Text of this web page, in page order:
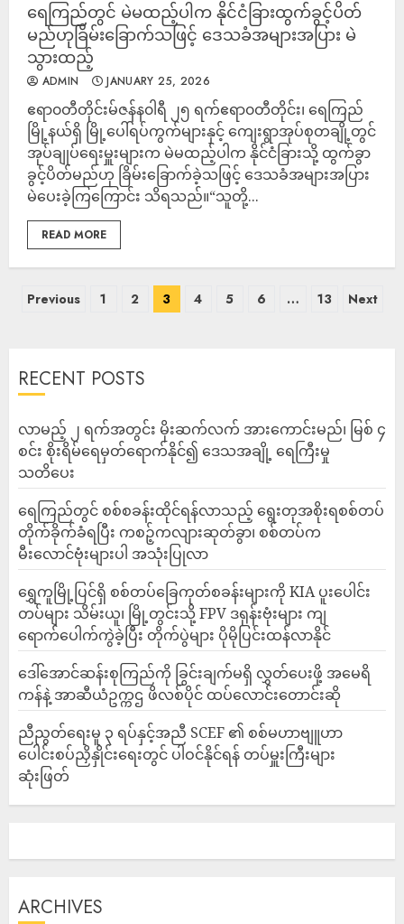
ရေကြည်တွင် မဲမထည့်ပါက နိုင်ငံခြားထွက်ခွင့်ပိတ်
မည်ဟုခြိမ်းခြောက်သဖြင့် ဒေသခံအများအပြား မဲ
သွားထည့်
ADMIN JANUARY 25, 2026
ဧရာ၀တီတိုင်းမ်ဇန်န၀ါရီ ၂၅ ရက်ဧရာ၀တီတိုင်း၊ ရေကြည်
မြို့နယ်ရှိ မြို့ပေါ်ရပ်ကွက်များနှင့် ကျေးရွာအုပ်စုတချို့တွင်
အုပ်ချုပ်ရေးမှူးများက မဲမထည့်ပါက နိုင်ငံခြားသို့ ထွက်ခွာ
ခွင့်ပိတ်မည်ဟု ခြိမ်းခြောက်ခဲ့သဖြင့် ဒေသခံအများအပြား
မဲပေးခဲ့ကြကြောင်း သိရသည်။“သူတို့...
READ MORE
Previous 1 2 3 4 5 6 … 13 Next
RECENT POSTS
လာမည့် ၂ ရက်အတွင်း မိုးဆက်လက် အားကောင်းမည်၊ မြစ် ၄
စင်း စိုးရိမ်ရေမှတ်ရောက်နိုင်၍ ဒေသအချို့ ရေကြီးမှု
သတိပေး
ရေကြည်တွင် စစ်စခန်းထိုင်ရန်လာသည့် ရွေးတုအစိုးရစစ်တပ်
တိုက်ခိုက်ခံရပြီး ကစဉ့်ကလျားဆုတ်ခွာ၊ စစ်တပ်က
မီးလောင်ဗုံးများပါ အသုံးပြုလာ
‎ရွှေကူမြို့ပြင်ရှိ စစ်တပ်ခြေကုတ်စခန်းများကို KIA ပူးပေါင်း
တပ်များ သိမ်းယူ၊ မြို့တွင်းသို့ FPV ဒရုန်းဗုံးများ ကျ
ရောက်ပေါက်ကွဲခဲ့ပြီး တိုက်ပွဲများ ပိုမိုပြင်းထန်လာနိုင်
ဒေါ်အောင်ဆန်းစုကြည်ကို ခြွင်းချက်မရှိ လွှတ်ပေးဖို့ အမေရိ
ကန်နဲ့ အာဆီယံဥက္ကဌ ဖိလစ်ပိုင် ထပ်လောင်းတောင်းဆို
ညီညွတ်ရေးမူ ၃ ရပ်နှင့်အညီ SCEF ၏ စစ်မဟာဗျူဟာ
ပေါင်းစပ်ညှိနှိုင်းရေးတွင် ပါဝင်နိုင်ရန် တပ်မှူးကြီးများ
ဆုံးဖြတ်
ARCHIVES